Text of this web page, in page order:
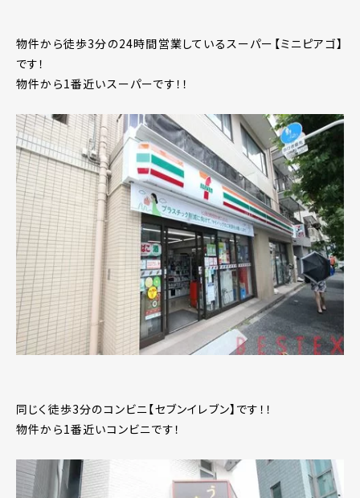
物件から徒歩3分の24時間営業しているスーパー【ミニピアゴ】
です！
物件から1番近いスーパーです！！
同じく徒歩3分のコンビニ【セブンイレブン】です！！
物件から1番近いコンビニです！